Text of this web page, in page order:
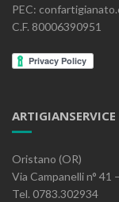
PEC:
C.F. 80006390951
ARTIGIANSERVICE
Oristano (OR)
Via Campanelli n° 41
Tel. 0783.302934